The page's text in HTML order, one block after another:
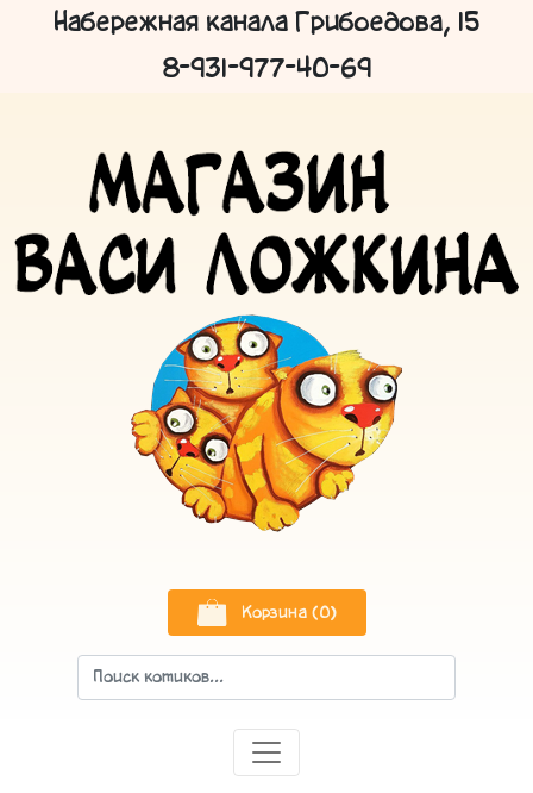
Набережная канала Грибоедова, 15
8-931-977-40-69
Корзина (0)